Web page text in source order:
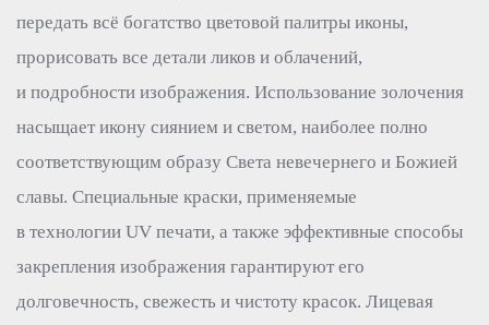
передать всё богатство цветовой палитры иконы,
прорисовать все детали ликов и облачений,
и подробности изображения. Использование золочения
насыщает икону сиянием и светом, наиболее полно
соответствующим образу Света невечернего и Божией
славы. Специальные краски, применяемые
в технологии UV печати, а также эффективные способы
закрепления изображения гарантируют его
долговечность, свежесть и чистоту красок. Лицевая